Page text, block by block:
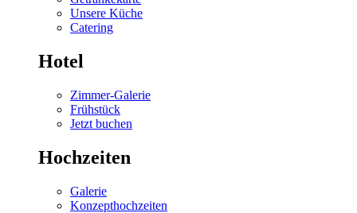
Unsere Küche
Catering
Hotel
Zimmer-Galerie
Frühstück
Jetzt buchen
Hochzeiten
Galerie
Konzepthochzeiten